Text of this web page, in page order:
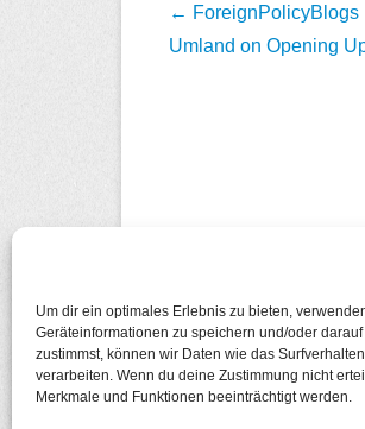
Um dir ein optimales Erlebnis zu bieten,
Geräteinformationen zu speichern und/oder
zustimmst, können wir Daten wie das
verarbeiten. Wenn du deine Zustimmung nicht
Merkmale und Funktionen beeinträchtigt werden.
Beitragsnavigation
← ForeignPolicyBlogs
Umland on Opening
Copyright © 2026European
Datenschutzerklärung